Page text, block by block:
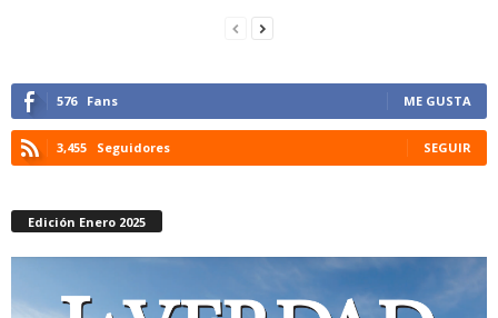
576 Fans ME GUSTA
3,455 Seguidores SEGUIR
Edición Enero 2025